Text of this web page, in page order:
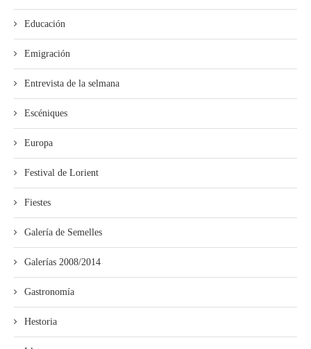
Educación
Emigración
Entrevista de la selmana
Escéniques
Europa
Festival de Lorient
Fiestes
Galería de Semelles
Galerías 2008/2014
Gastronomía
Hestoria